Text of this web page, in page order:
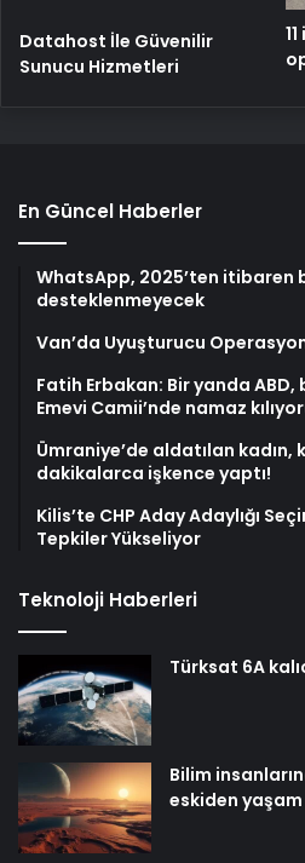
Datahost İle Güvenilir
Sunucu Hizmetleri
En Güncel Haberler
WhatsApp, 2025’ten itibaren
desteklenmeyecek
Van’da Uyuşturucu
Fatih Erbakan: Bir yanda ABD,
Emevi Camii’nde namaz
Ümraniye’de aldatılan kadın,
dakikalarca işkence yaptı!
Kilis’te CHP Aday Adaylığı
Tepkiler Yükseliyor
Teknoloji Haberleri
Türksat 6A
Bilim
eskiden yaşam